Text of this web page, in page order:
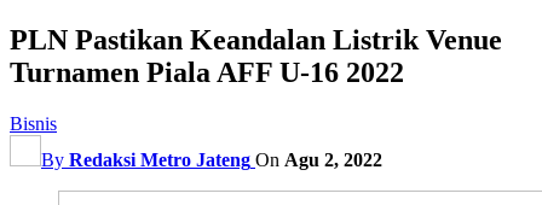
PLN Pastikan Keandalan Listrik Venue
Turnamen Piala AFF U-16 2022
Bisnis
By Redaksi Metro Jateng On Agu 2, 2022